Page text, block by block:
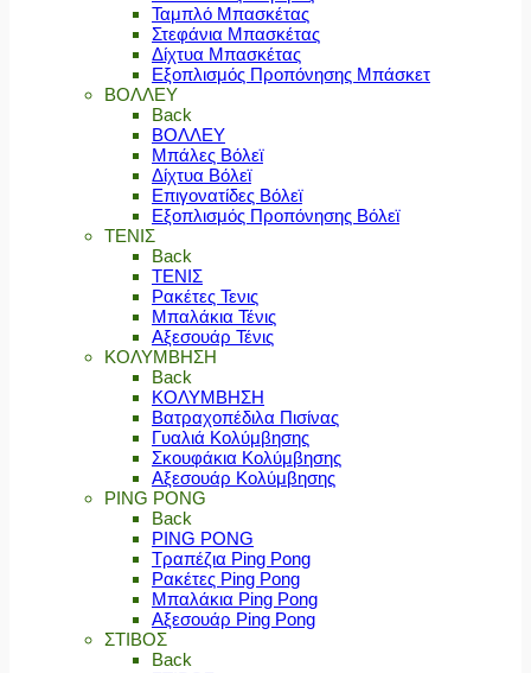
Ταμπλό Μπασκέτας
Στεφάνια Μπασκέτας
Δίχτυα Μπασκέτας
Εξοπλισμός Προπόνησης Μπάσκετ
ΒΟΛΛΕΥ
Back
ΒΟΛΛΕΥ
Μπάλες Βόλεϊ
Δίχτυα Βόλεϊ
Επιγονατίδες Βόλεϊ
Εξοπλισμός Προπόνησης Βόλεϊ
ΤΕΝΙΣ
Back
ΤΕΝΙΣ
Ρακέτες Τενις
Μπαλάκια Τένις
Αξεσουάρ Τένις
ΚΟΛΥΜΒΗΣΗ
Back
ΚΟΛΥΜΒΗΣΗ
Βατραχοπέδιλα Πισίνας
Γυαλιά Κολύμβησης
Σκουφάκια Κολύμβησης
Αξεσουάρ Κολύμβησης
PING PONG
Back
PING PONG
Τραπέζια Ping Pong
Ρακέτες Ping Pong
Μπαλάκια Ping Pong
Αξεσουάρ Ping Pong
ΣΤΙΒΟΣ
Back